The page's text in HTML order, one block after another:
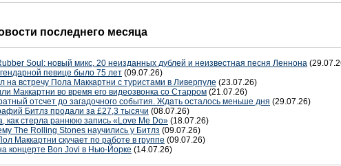
последнего месяца
Soul: новый микс, 20 неизданных дублей и неизвестная песня Леннона
певице было 75 лет (09.07.26)
на встречу Пола Маккартни с туристами в Ливерпуле (23.07.26)
Маккартни во время его видеозвонка со Старром (21.07.26)
отсчет до загадочного события. Ждать осталось меньше дня (29.07.26)
Битлз продали за £27,3 тысячи (08.07.26)
как стерла раннюю запись «Love Me Do» (18.07.26)
The Rolling Stones научились у Битлз (09.07.26)
Маккартни скучает по работе в группе (09.07.26)
концерте Bon Jovi в Нью-Йорке (14.07.26)